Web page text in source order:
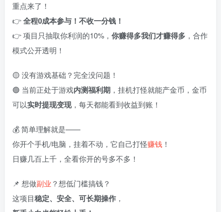
重点来了！
👉全程0成本参与！不收一分钱！
👉 项目只抽取你利润的10%， 你赚得多我们才赚得多 ，合作
模式公开透明！
🟡 没有游戏基础？完全没问题！
🟢 当前正处于游戏内测福利期 ，挂机打怪就能产金币，金币
可以实时提现变现，每天都能看到收益到账！
💰 简单理解就是——
你开个手机/电脑，挂着不动，它自己打怪赚钱 ！
日赚几百上千，全看你开的号多不多！
📌 想做副业 ？想低门槛搞钱？
这项目稳定、安全、可长期操作 ，